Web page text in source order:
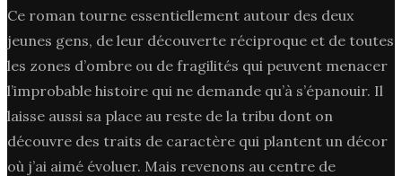
Ce roman tourne essentiellement autour des deux
jeunes gens, de leur découverte réciproque et de toutes
les zones d’ombre ou de fragilités qui peuvent menacer
l’improbable histoire qui ne demande qu’à s’épanouir. Il
laisse aussi sa place au reste de la tribu dont on
découvre des traits de caractère qui plantent un décor
où j’ai aimé évoluer. Mais revenons au centre de